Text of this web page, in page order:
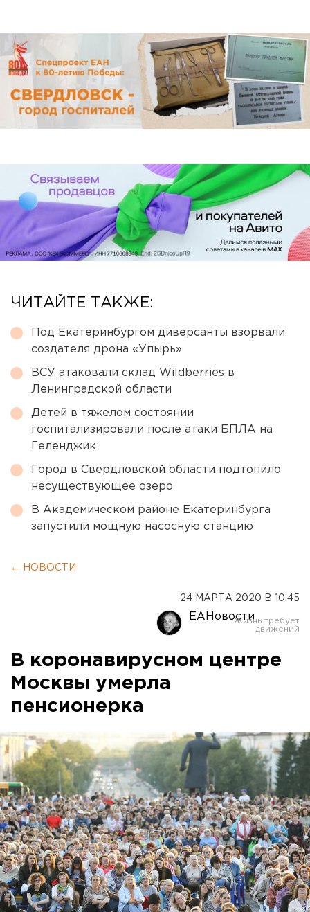
ЧИТАЙТЕ ТАКЖЕ:
Под Екатеринбургом диверсанты взорвали
создателя дрона «Упырь»
ВСУ атаковали склад Wildberries в
Ленинградской области
Детей в тяжелом состоянии
госпитализировали после атаки БПЛА на
Геленджик
Город в Свердловской области подтопило
несуществующее озеро
В Академическом районе Екатеринбурга
запустили мощную насосную станцию
← НОВОСТИ
24 МАРТА 2020 В 10:45
ЕАНовости
В коронавирусном центре
Москвы умерла
пенсионерка